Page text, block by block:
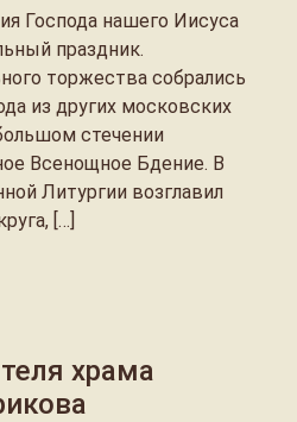
Господа нашего Иисуса
праздник.
торжества собрались
из других московских
стечении
Всенощное Бдение. В
Литургии возглавил
[…]
храма